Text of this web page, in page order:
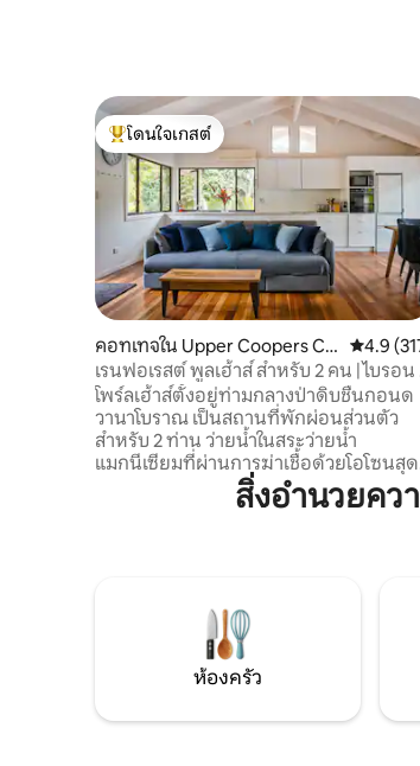
โดนใจเกสต์ที่สุด
โดนใจเกสต์
คอทเทจใน Upper Coopers Cr
eek
คะแนนเ
4.9
เรนฟอเรสต์ พูลเฮ้าส์ สำหรับ 2 คน | ไบรอน
นเทอร์แลนด์
โพร์ลเฮ้าส์ตั้งอยู่ท่ามกลางป่าดิบชื้นกอนด
วานาโบราณ เป็นสถานที่พักผ่อนส่วนตัว
สำหรับ 2 ท่าน ว่ายน้ำในสระว่ายน้ำ
แมกนีเซียมที่ผ่านการฆ่าเชื้อด้วยโอโซนสุด
พิเศษของคุณ พักผ่อนบนลานระเบียง และ
ตื่นขึ้นพร้อมกับวัลลาบีและนกกูคาบูร์รา
แสงอาทิตย์และน้ำฝนบริสุทธิ์ มอบความ
หรูหราสไตล์โมเดิร์นโดยไม่สร้างผลกระทบ
ต่อสิ่งแวดล้อม ความสงบและความเป็นส่วน
ตัวอย่างเต็มที่ ห่างจากเฟเดอรัลเพียง 25
นาที
สิ่งอำนวยคว
ห้องครัว